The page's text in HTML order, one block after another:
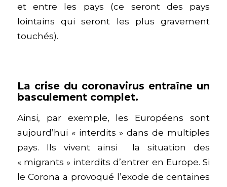
et entre les pays (ce seront des pays
lointains qui seront les plus gravement
touchés).
La crise du coronavirus entraîne un
basculement complet.
Ainsi, par exemple, les Européens sont
aujourd’hui « interdits » dans de multiples
pays. Ils vivent ainsi la situation des
« migrants » interdits d’entrer en Europe. Si
le Corona a provoqué l’exode de centaines